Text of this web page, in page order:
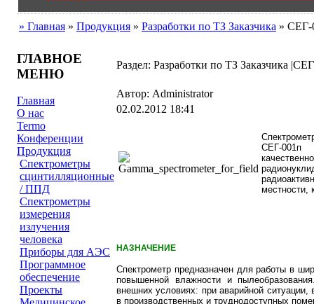
» Главная » Продукция » Разработки по ТЗ Заказчика »
ГЛАВНОЕ
МЕНЮ
Главная
О нас
Termo
Конференции
Продукция
Cпектрометры
сцинтилляционные
/ ППД
Cпектрометры
измерения
излучения
человека
Приборы для АЭС
Программное
обеспечение
Проeкты
Раздел: Разработки по ТЗ Заказчика
Автор: Administrator
02.02.2012 18:41
СЕГ-001п
местности,
НАЗНАЧЕНИЕ
Спектрометр предназначен для работы в
повышенной влажности и
внешних условиях: при аварийной
в производственных и труднодоступных